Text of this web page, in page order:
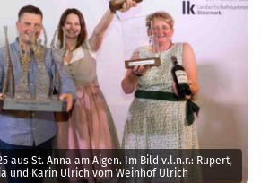
aus St. Anna am Aigen. Im Bild v.l.n.r.: Rupert,
und Karin Ulrich vom Weinhof Ulrich